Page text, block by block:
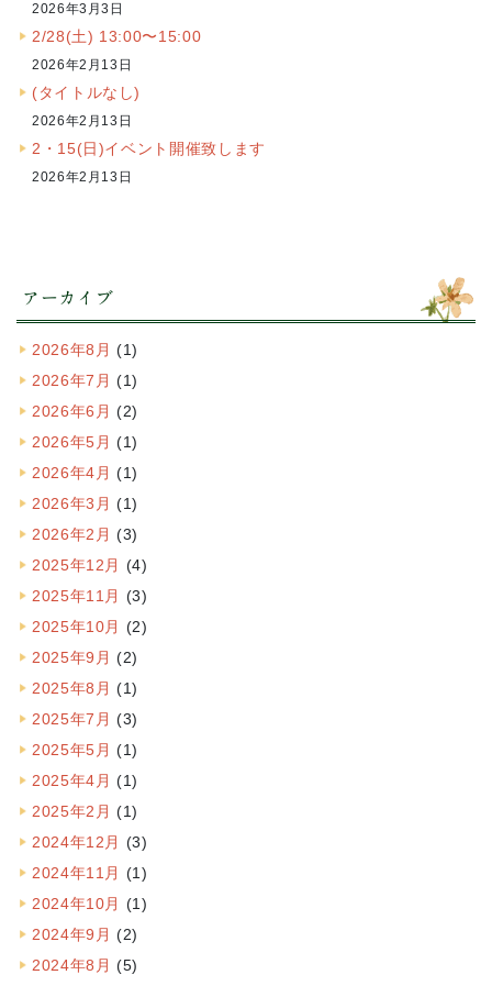
2026年3月3日
2/28(土) 13:00〜15:00
2026年2月13日
(タイトルなし)
2026年2月13日
2・15(日)イベント開催致します
2026年2月13日
アーカイブ
2026年8月 (1)
2026年7月 (1)
2026年6月 (2)
2026年5月 (1)
2026年4月 (1)
2026年3月 (1)
2026年2月 (3)
2025年12月 (4)
2025年11月 (3)
2025年10月 (2)
2025年9月 (2)
2025年8月 (1)
2025年7月 (3)
2025年5月 (1)
2025年4月 (1)
2025年2月 (1)
2024年12月 (3)
2024年11月 (1)
2024年10月 (1)
2024年9月 (2)
2024年8月 (5)